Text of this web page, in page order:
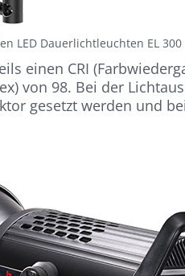
LED Dauerlichtleuchten EL 300
einen CRI
von 98. Bei der
gesetzt werden und